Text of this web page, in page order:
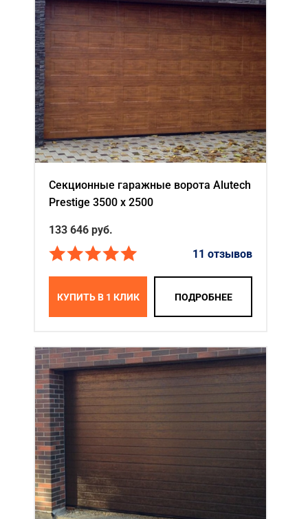
Секционные гаражные ворота Alutech
Prestige 3500 х 2500
133 646 руб.
11 отзывов
КУПИТЬ В 1 КЛИК ПОДРОБНЕЕ